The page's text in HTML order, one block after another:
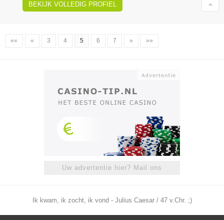
BEKIJK VOLLEDIG PROFIEL
«« « 3 4 5 6 7 » »»
Uw advertentie hier? Mail ons
Ik kwam, ik zocht, ik vond - Julius Caesar / 47 v.Chr. ;)